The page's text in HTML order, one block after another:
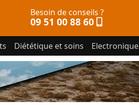
Besoin de conseils ?
09 51 00 88 60
Diététique et soins Electronique